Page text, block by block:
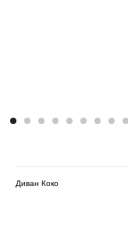
Диван Коко